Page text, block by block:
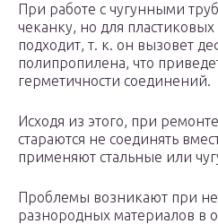
При работе с чугунными
чеканку, но для
подходит, т. к. он вызовет
полипропилена, что
герметичности соединений.
Исходя из этого, при
стараются не соединять
применяют стальные или
Проблемы возникают при
разнородных материалов в